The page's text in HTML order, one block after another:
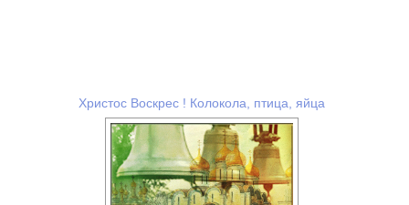
Христос Воскрес ! Колокола, птица, яйца